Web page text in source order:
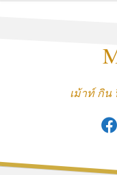
เม้าท์ กิน